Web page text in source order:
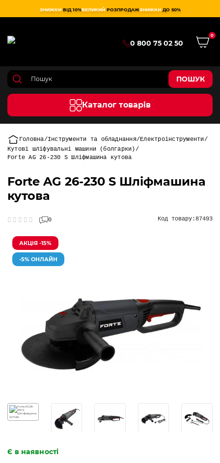
ЗНИЖКИ ВІД 10%ВЕЛИКИЙ РОЗПРОДАЖЗНИЖКИ ДО 50%
0 800 75 02 50
0
ПОШУК
Каталог товарів
Головна Інструменти та обладнання
Електроінструменти
Кутові шліфувальні машини (болгарки)
Forte AG 26-230 S Шліфмашина кутова
Forte AG 26-230 S Шліфмашина
кутова
0 Код товару:87493
АКЦІЯ -15%
-5% ОНЛАЙН
Є в наявності